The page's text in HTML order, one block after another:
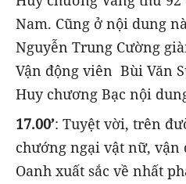
Nam. Cũng ở nội dung
Nguyễn Trung Cường
Vận động viên Bùi Văn
Huy chương Bạc nội
17.00’: Tuyệt vời, trên
chướng ngại vật nữ,
Oanh xuất sắc về nhất